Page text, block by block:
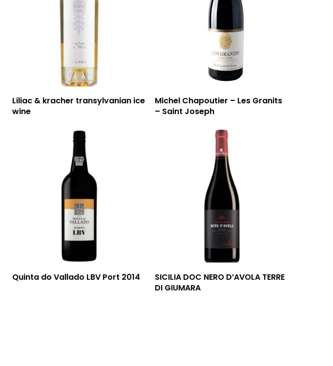
Liliac & kracher transylvanian ice
wine
Michel Chapoutier – Les Granits
– Saint Joseph
Quinta do Vallado LBV Port 2014
SICILIA DOC NERO D’AVOLA TERRE
DI GIUMARA